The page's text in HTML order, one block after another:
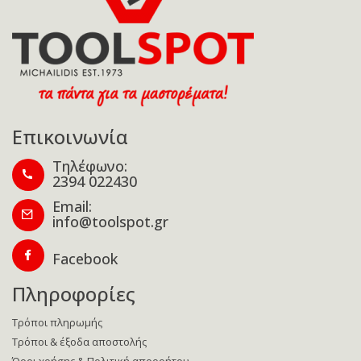
Επικοινωνία
Τηλέφωνο:
2394 022430
Email:
info@toolspot.gr
Facebook
Πληροφορίες
Τρόποι πληρωμής
Τρόποι & έξοδα αποστολής